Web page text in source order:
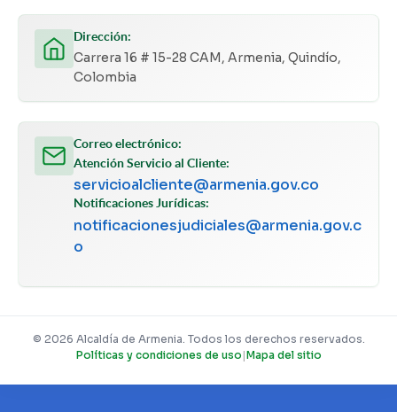
Dirección:
Carrera 16 # 15-28 CAM, Armenia, Quindío,
Colombia
Correo electrónico:
Atención Servicio al Cliente:
servicioalcliente@armenia.gov.co
Notificaciones Jurídicas:
notificacionesjudiciales@armenia.gov.c
o
© 2026 Alcaldía de Armenia. Todos los derechos reservados.
Políticas y condiciones de uso |Mapa del sitio